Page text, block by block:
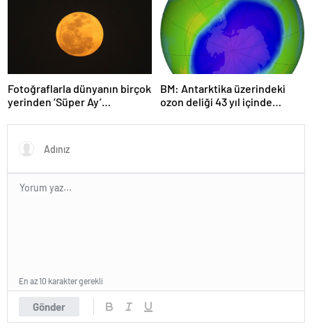
Fotoğraflarla dünyanın birçok
yerinden ‘Süper Ay’
BM: Antarktika üzerindeki
ozon deliği 43 yıl içinde
Gönder
En az 10 karakter gerekli